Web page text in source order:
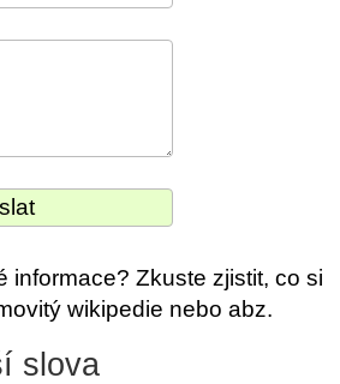
informace? Zkuste zjistit, co si
wikipedie nebo abz.
slova